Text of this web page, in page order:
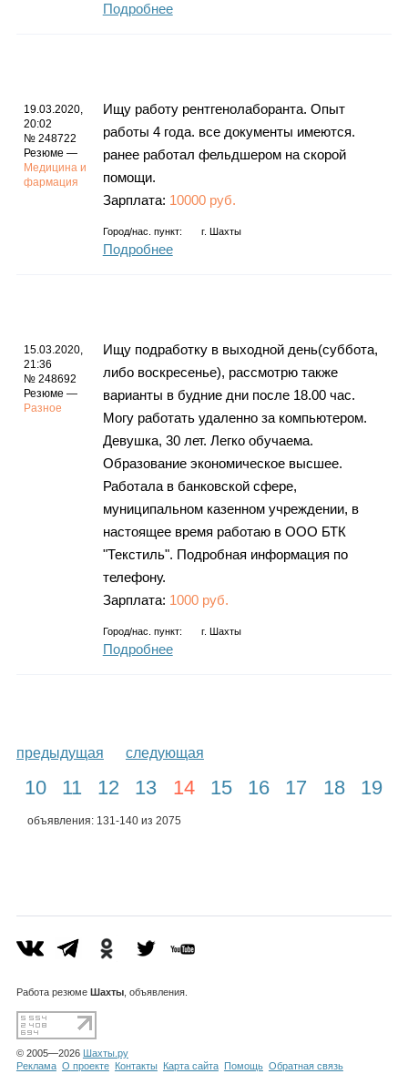
Подробнее
19.03.2020,
20:02
№ 248722
Резюме —
Медицина и
фармация
Ищу работу рентгенолаборанта. Опыт
работы 4 года. все документы имеются.
ранее работал фельдшером на скорой
помощи.
Зарплата: 10000 руб.
Город/нас. пункт: г. Шахты
Подробнее
15.03.2020,
21:36
№ 248692
Резюме —
Разное
Ищу подработку в выходной день(суббота,
либо воскресенье), рассмотрю также
варианты в будние дни после 18.00 час.
Могу работать удаленно за компьютером.
Девушка, 30 лет. Легко обучаема.
Образование экономическое высшее.
Работала в банковской сфере,
муниципальном казенном учреждении, в
настоящее время работаю в ООО БТК
"Текстиль". Подробная информация по
телефону.
Зарплата: 1000 руб.
Город/нас. пункт: г. Шахты
Подробнее
предыдущая следующая
10 11 12 13 14 15 16 17 18 19
объявления: 131-140 из 2075
Работа резюме Шахты, объявления.
© 2005—2026
Шахты.ру
Реклама О проекте Контакты Карта сайта Помощь Обратная связь